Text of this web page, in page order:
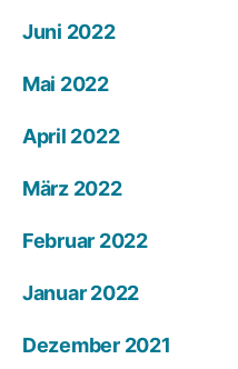
Juni 2022
Mai 2022
April 2022
März 2022
Februar 2022
Januar 2022
Dezember 2021